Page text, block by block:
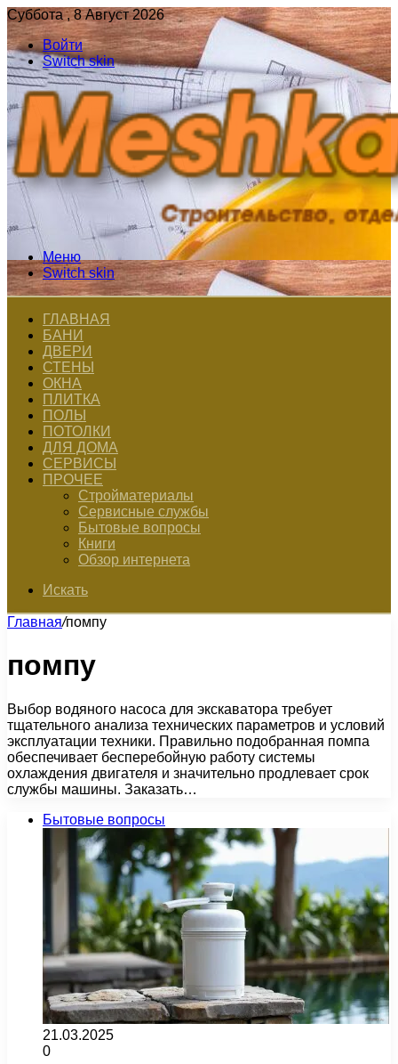
Суббота , 8 Август 2026
Войти
Switch skin
Меню
Switch skin
ГЛАВНАЯ
БАНИ
ДВЕРИ
СТЕНЫ
ОКНА
ПЛИТКА
ПОЛЫ
ПОТОЛКИ
ДЛЯ ДОМА
СЕРВИСЫ
ПРОЧЕЕ
Стройматериалы
Сервисные службы
Бытовые вопросы
Книги
Обзор интернета
Искать
Главная/помпу
помпу
Выбор водяного насоса для экскаватора требует
тщательного анализа технических параметров и условий
эксплуатации техники. Правильно подобранная помпа
обеспечивает бесперебойную работу системы
охлаждения двигателя и значительно продлевает срок
службы машины. Заказать…
Бытовые вопросы
21.03.2025
0